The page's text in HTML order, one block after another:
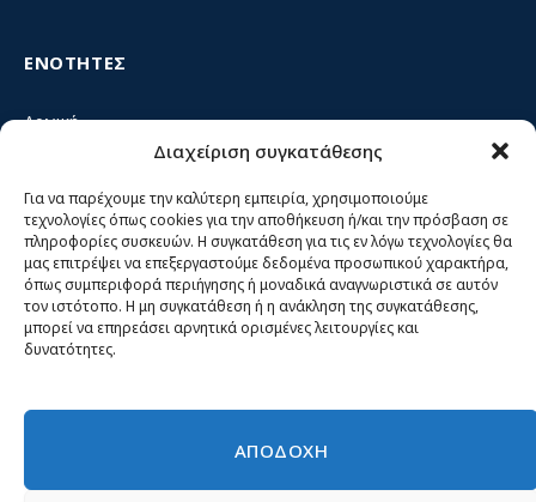
Διαχείριση συγκατάθεσης
Για να παρέχουμε την καλύτερη εμπειρία, χρησιμοποιούμε
τεχνολογίες όπως cookies για την αποθήκευση ή/και την πρόσβαση σε
πληροφορίες συσκευών. Η συγκατάθεση για τις εν λόγω τεχνολογίες θα
μας επιτρέψει να επεξεργαστούμε δεδομένα προσωπικού χαρακτήρα,
όπως συμπεριφορά περιήγησης ή μοναδικά αναγνωριστικά σε αυτόν
τον ιστότοπο. Η μη συγκατάθεση ή η ανάκληση της συγκατάθεσης,
μπορεί να επηρεάσει αρνητικά ορισμένες λειτουργίες και
δυνατότητες.
ΑΠΟΔΟΧΗ
ΕΝΟΤΗΤΕΣ
Αρχική
Κίνημα ΝΙΚΗ – Ποιοι είμαστε, αρχές & δράση
Θέσεις
Πρόσωπα
Όργανα και ομάδες
Βίντεο
Δελτία Τύπου